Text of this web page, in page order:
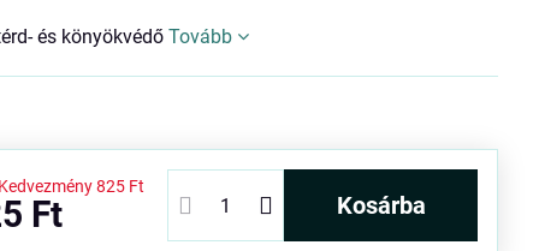
és könyökvédőTovább
825 Ft
Ft kosárba